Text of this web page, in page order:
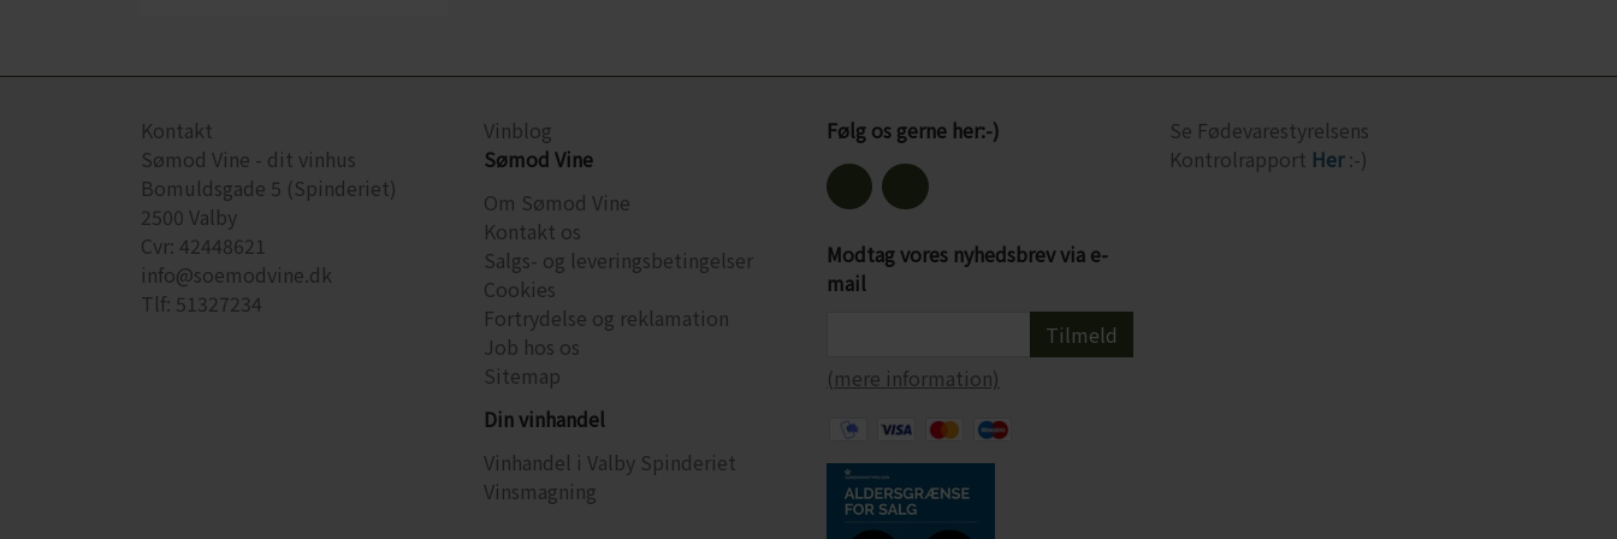
Kontakt
Sømod Vine - dit vinhus
Bomuldsgade 5 (Spinderiet)
2500 Valby
Cvr: 42448621
info@soemodvine.dk
Tlf: 51327234
Vinblog
Sømod Vine
Om Sømod Vine
Kontakt os
Salgs- og leveringsbetingelser
Cookies
Fortrydelse og reklamation
Job hos os
Sitemap
Din vinhandel
Vinhandel i Valby Spinderiet
Vinsmagning
Følg os gerne her:-)
Modtag vores nyhedsbrev via e-
mail
Tilmeld
(mere information)
Se Fødevarestyrelsens
Kontrolrapport Her:-)